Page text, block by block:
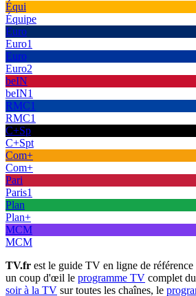
Équi
Équipe
Euro
Euro1
Euro
Euro2
beIN
beIN1
RMC1
RMC1
C+Sp
C+Spt
Com+
Com+
Pari
Paris1
Plan
Plan+
MCM
MCM
TV.fr est le guide TV en ligne de
un coup d'œil le programme TV complet
soir à la TV sur toutes les chaînes, le